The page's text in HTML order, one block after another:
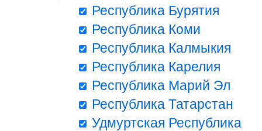
Республика Бурятия
Республика Коми
Республика Калмыкия
Республика Карелия
Республика Марий Эл
Республика Татарстан
Удмуртская Республика